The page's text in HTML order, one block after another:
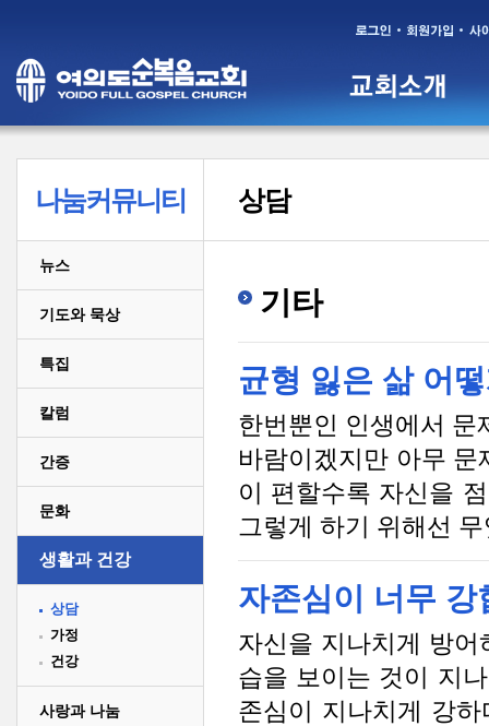
나눔커뮤니티
뉴스
기도와 묵상
특집
칼럼
간증
문화
생활과 건강
상담
가정
건강
사랑과 나눔
상담
기타
균형 잃은 삶 어
한번뿐인 인생에서 문
바람이겠지만 아무
이 편할수록 자신을
그렇게 하기 위해선
자존심이 너무 강
자신을 지나치게 방
습을 보이는 것이 지
존심이 지나치게 강